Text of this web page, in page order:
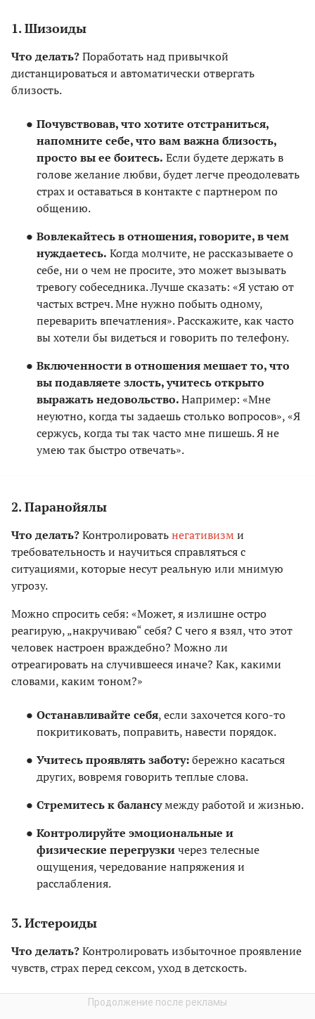
1. Шизоиды
Что делать?Поработать над привычкой
дистанцироваться и автоматически отвергать
близость.
Почувствовав, что хотите отстраниться,
напомните себе, что вам важна близость,
просто вы ее боитесь. Если будете держать в
голове желание любви, будет легче преодолевать
страх и оставаться в контакте с партнером по
общению.
Вовлекайтесь в отношения, говорите, в чем
нуждаетесь. Когда молчите, не рассказываете о
себе, ни о чем не просите, это может вызывать
тревогу собеседника. Лучше сказать: «Я устаю от
частых встреч. Мне нужно побыть одному,
переварить впечатления». Расскажите, как часто
вы хотели бы видеться и говорить по телефону.
Включенности в отношения мешает то, что
вы подавляете злость, учитесь открыто
выражать недовольство.Например: «Мне
неуютно, когда ты задаешь столько вопросов», «Я
сержусь, когда ты так часто мне пишешь. Я не
умею так быстро отвечать».
2. Паранойялы
Что делать?Контролироватьнегативизм и
требовательность и научиться справляться с
ситуациями, которые несут реальную или мнимую
угрозу.
Можно спросить себя: «Может, я излишне остро
реагирую, „накручиваю“ себя? С чего я взял, что этот
человек настроен враждебно? Можно ли
отреагировать на случившееся иначе? Как, какими
словами, каким тоном?»
Останавливайте себя, если захочется кого-то
покритиковать, поправить, навести порядок.
Учитесь проявлять заботу:бережно касаться
других, вовремя говорить теплые слова.
Стремитесь к балансумежду работой и жизнью.
Контролируйте эмоциональные и
физические перегрузкичерез телесные
ощущения, чередование напряжения и
расслабления.
3. Истероиды
Что делать?Контролировать избыточное проявление
чувств, страх перед сексом, уход в детскость.